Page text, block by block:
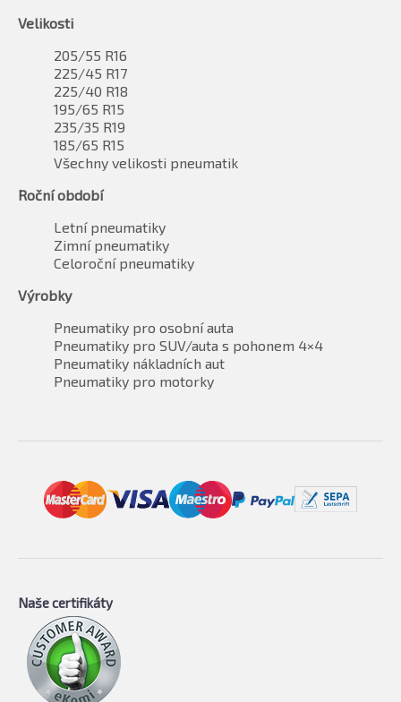
Velikosti
205/55 R16
225/45 R17
225/40 R18
195/65 R15
235/35 R19
185/65 R15
Všechny velikosti pneumatik
Roční období
Letní pneumatiky
Zimní pneumatiky
Celoroční pneumatiky
Výrobky
Pneumatiky pro osobní auta
Pneumatiky pro SUV/auta s pohonem 4×4
Pneumatiky nákladních aut
Pneumatiky pro motorky
Naše certifikáty